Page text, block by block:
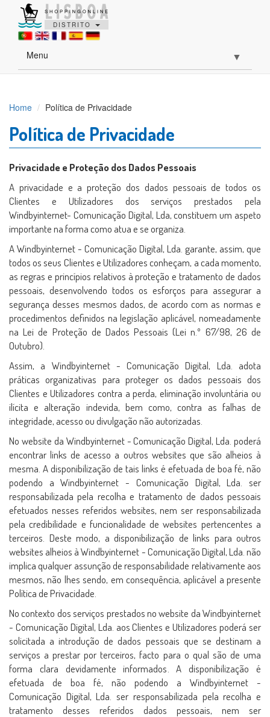
DISTRITO
Menu ▼
▼
Home Política de Privacidade
Política de Privacidade
Privacidade e Proteção dos Dados Pessoais
A privacidade e a proteção dos dados pessoais de todos os
Clientes e Utilizadores dos serviços prestados pela
Windbyinternet- Comunicação Digital, Lda, constituem um aspeto
importante na forma como atua e se organiza.
A Windbyinternet - Comunicação Digital, Lda. garante, assim, que
todos os seus Clientes e Utilizadores conheçam, a cada momento,
as regras e princípios relativos à proteção e tratamento de dados
pessoais, desenvolvendo todos os esforços para assegurar a
segurança desses mesmos dados, de acordo com as normas e
procedimentos definidos na legislação aplicável, nomeadamente
na Lei de Proteção de Dados Pessoais (Lei n.º 67/98, 26 de
Outubro).
Assim, a Windbyinternet - Comunicação Digital, Lda. adota
práticas organizativas para proteger os dados pessoais dos
Clientes e Utilizadores contra a perda, eliminação involuntária ou
ilícita e alteração indevida, bem como, contra as falhas de
integridade, acesso ou divulgação não autorizadas.
No website da Windbyinternet - Comunicação Digital, Lda. poderá
encontrar links de acesso a outros websites que são alheios à
mesma. A disponibilização de tais links é efetuada de boa fé, não
podendo a Windbyinternet - Comunicação Digital, Lda. ser
responsabilizada pela recolha e tratamento de dados pessoais
efetuados nesses referidos websites, nem ser responsabilizada
pela credibilidade e funcionalidade de websites pertencentes a
terceiros. Deste modo, a disponibilização de links para outros
websites alheios à Windbyinternet - Comunicação Digital, Lda. não
implica qualquer assunção de responsabilidade relativamente aos
mesmos, não lhes sendo, em consequência, aplicável a presente
Política de Privacidade.
No contexto dos serviços prestados no website da Windbyinternet
- Comunicação Digital, Lda. aos Clientes e Utilizadores poderá ser
solicitada a introdução de dados pessoais que se destinam a
serviços a prestar por terceiros, facto para o qual são de uma
forma clara devidamente informados. A disponibilização é
efetuada de boa fé, não podendo a Windbyinternet -
Comunicação Digital, Lda. ser responsabilizada pela recolha e
tratamento desses referidos dados pessoais, nem ser